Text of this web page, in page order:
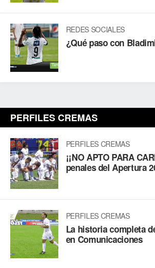
REDES SOCIALES
¿Qué paso con
PERFILES CREMAS
PERFILES CREMAS
¡¡NO APTO PARA
penales del Apertura
PERFILES CREMAS
La historia completa
en Comunicaciones